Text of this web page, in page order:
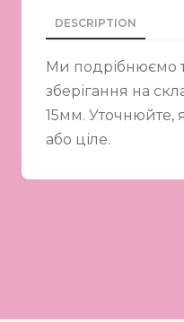
DESCRIPTION
Ми подрібнюємо
зберігання на
15мм. Уточнюйте,
або ціле.